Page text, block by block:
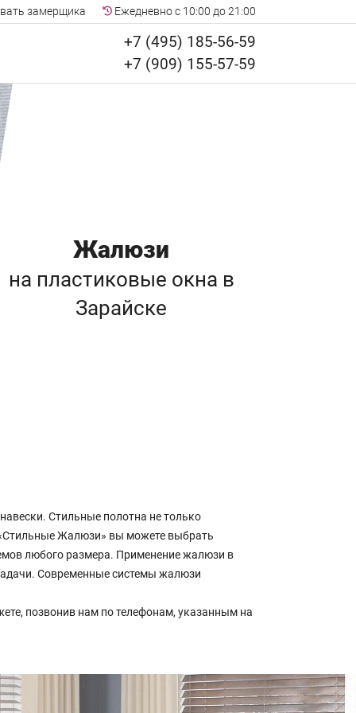
замерщика Ежедневно с 10:00 до 21:00
+7 (495) 185-56-59
+7 (909) 155-57-59
Жалюзи
на пластиковые окна в
Зарайске
Стильные полотна не только
Жалюзи» вы можете выбрать
любого размера. Применение жалюзи в
Современные системы жалюзи
позвонив нам по телефонам, указанным на